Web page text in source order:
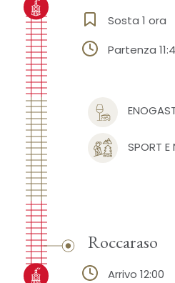
SPORT E
Sosta 1 ora
Partenza
Roccaraso
Arrivo 12:00